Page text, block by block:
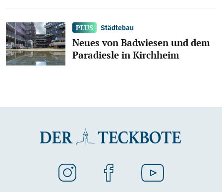
Städtebau
Neues von Badwiesen und dem
Paradiesle in Kirchheim